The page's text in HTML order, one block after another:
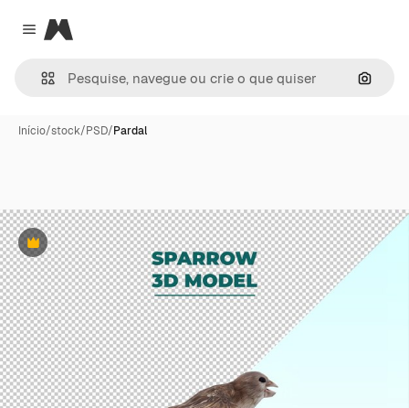
Close menu
Magnific
Início/stock/PSD/Pardal
Premium